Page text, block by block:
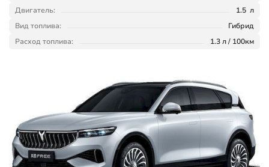
Двигатель:
1.5 л
Вид топлива:
Гибрид
Расход топлива:
1.3 л / 100км